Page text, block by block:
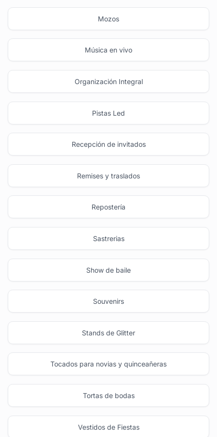
Mozos
Música en vivo
Organización Integral
Pistas Led
Recepción de invitados
Remises y traslados
Repostería
Sastrerias
Show de baile
Souvenirs
Stands de Glitter
Tocados para novias y quinceañeras
Tortas de bodas
Vestidos de Fiestas